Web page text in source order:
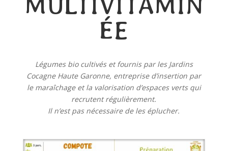
ÉE
Légumes bio cultivés et fournis par les Jardins
Cocagne Haute Garonne, entreprise d’insertion par
le maraîchage et la valorisation d’espaces verts qui
recrutent régulièrement.
Il n’est pas nécessaire de les éplucher.